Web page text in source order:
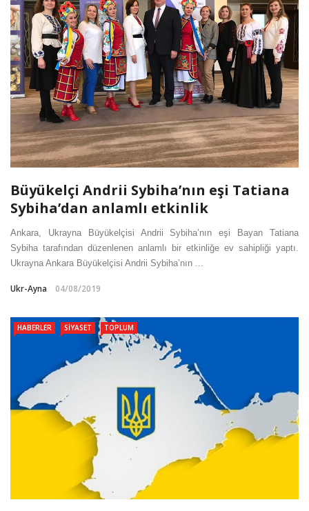
Büyükelçi Andrii Sybiha’nın eşi Tatiana
Sybiha’dan anlamlı etkinlik
Ankara, Ukrayna Büyükelçisi Andrii Sybiha’nın eşi Bayan Tatiana
Sybiha tarafından düzenlenen anlamlı bir etkinliğe ev sahipliği yaptı.
Ukrayna Ankara Büyükelçisi Andrii Sybiha’nın ...
Ukr-Ayna 04/08/2019
HABERLER SIYASET TOPLUM